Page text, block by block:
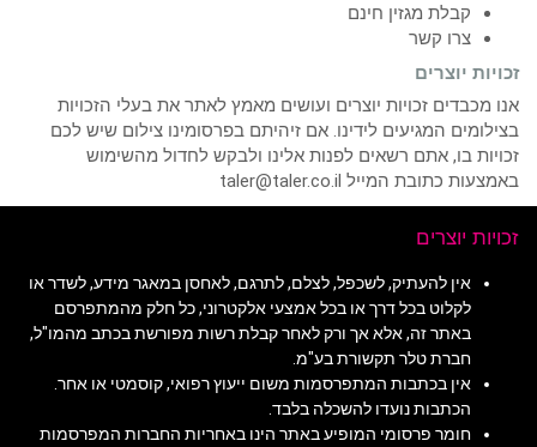
קבלת מגזין חינם
צרו קשר
זכויות יוצרים
אנו מכבדים זכויות יוצרים ועושים מאמץ לאתר את בעלי הזכויות
בצילומים המגיעים לידינו. אם זיהיתם בפרסומינו צילום שיש לכם
זכויות בו, אתם רשאים לפנות אלינו ולבקש לחדול מהשימוש
באמצעות כתובת המייל taler@taler.co.il
זכויות יוצרים
אין להעתיק, לשכפל, לצלם, לתרגם, לאחסן במאגר מידע, לשדר או
לקלוט בכל דרך או בכל אמצעי אלקטרוני, כל חלק מהמתפרסם
באתר זה, אלא אך ורק לאחר קבלת רשות מפורשת בכתב מהמו"ל,
חברת טלר תקשורת בע"מ.
אין בכתבות המתפרסמות משום ייעוץ רפואי, קוסמטי או אחר.
הכתבות נועדו להשכלה בלבד.
חומר פרסומי המופיע באתר הינו באחריות החברות המפרסמות